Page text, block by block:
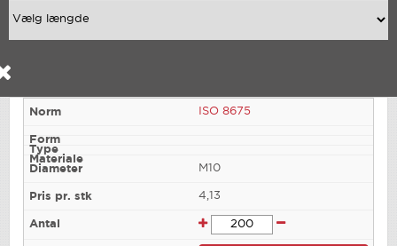
ISO 8675
M10
4,13